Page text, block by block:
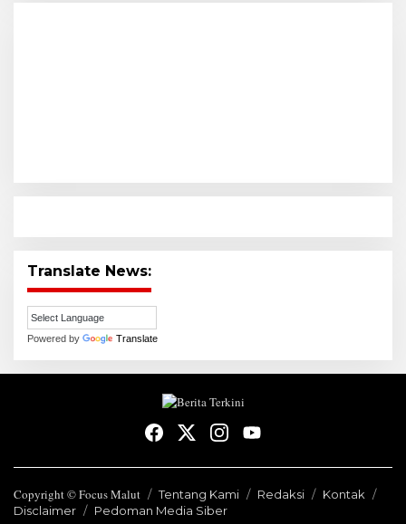
Translate News:
Powered by Translate
Copyright © Focus Malut Tentang Kami Redaksi
Kontak
Disclaimer
Pedoman Media Siber